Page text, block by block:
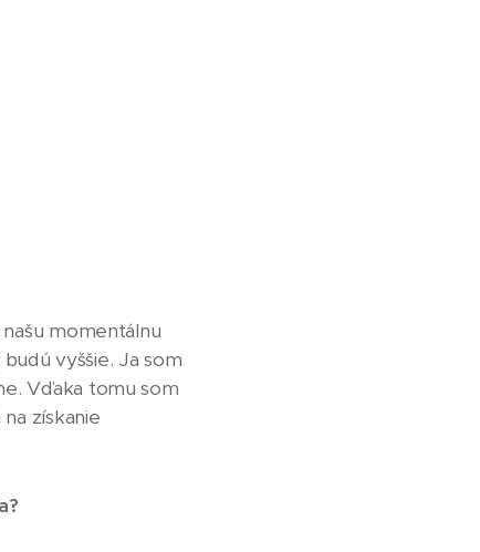
momentálnu
vyššie. Ja som
Vďaka tomu som
získanie
?